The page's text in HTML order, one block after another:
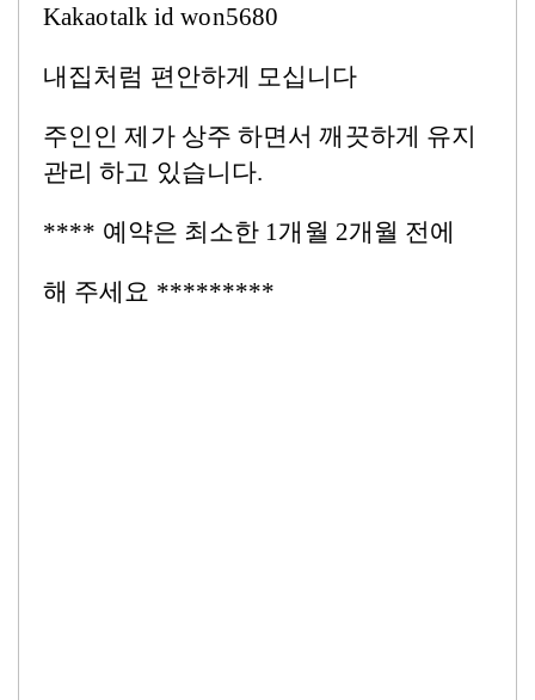
Kakaotalk id won5680
내집처럼 편안하게 모십니다
주인인 제가 상주 하면서 깨끗하게 유지
관리 하고 있습니다.
**** 예약은 최소한 1 개월 2개월 전에
해 주세요 *********